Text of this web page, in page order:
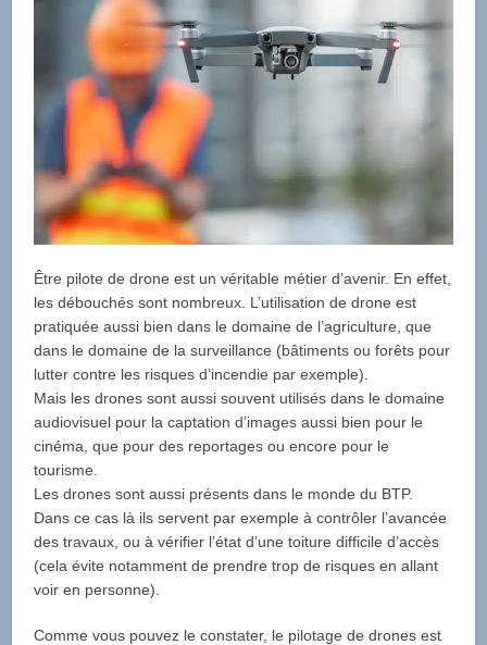
Être pilote de drone est un véritable métier d’avenir. En effet,
les débouchés sont nombreux. L’utilisation de drone est
pratiquée aussi bien dans le domaine de l’agriculture, que
dans le domaine de la surveillance (bâtiments ou forêts pour
lutter contre les risques d’incendie par exemple).
Mais les drones sont aussi souvent utilisés dans le domaine
audiovisuel pour la captation d’images aussi bien pour le
cinéma, que pour des reportages ou encore pour le
tourisme.
Les drones sont aussi présents dans le monde du BTP.
Dans ce cas là ils servent par exemple à contrôler l’avancée
des travaux, ou à vérifier l’état d’une toiture difficile d’accès
(cela évite notamment de prendre trop de risques en allant
voir en personne).
Comme vous pouvez le constater, le pilotage de drones est